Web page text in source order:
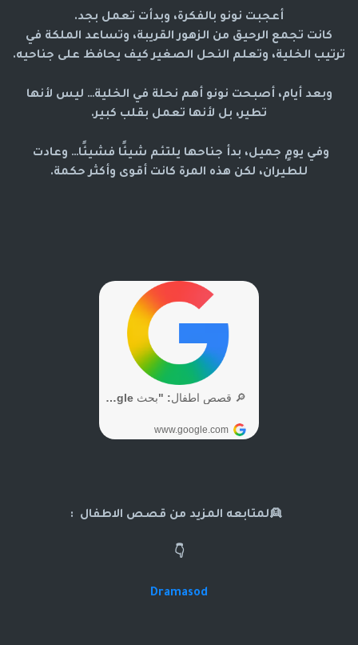
أعجبت نونو بالفكرة، وبدأت تعمل بجد.
كانت تجمع الرحيق من الزهور القريبة، وتساعد الملكة في
ترتيب الخلية، وتعلم النحل الصغير كيف يحافظ على جناحيه.
وبعد أيام، أصبحت نونو أهم نحلة في الخلية… ليس لأنها
تطير، بل لأنها تعمل بقلب كبير.
للطيران، لكن هذه المرة كانت أقوى وأكثر حكمة.
👱لمتابعه المزيد من قصص الاطفال :
👇
Dramasod